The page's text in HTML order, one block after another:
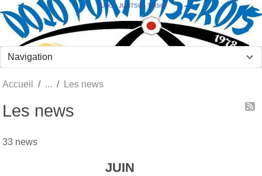
JUDO - JUJITSU - TAÏSO
Accueil Les news
Les news
33 news
JUIN
Panneau de gestion des cookies